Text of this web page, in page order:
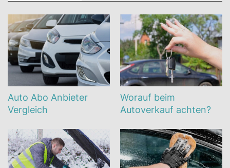
Auto Abo Anbieter
Vergleich
Worauf beim
Autoverkauf achten?